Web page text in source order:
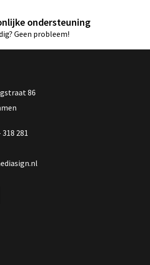
ondersteuning
Geen probleem!
86
318 281